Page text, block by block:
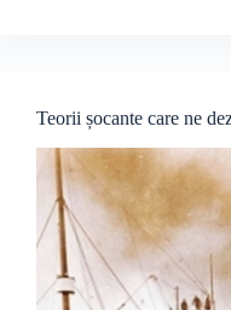
Teorii șocante care ne